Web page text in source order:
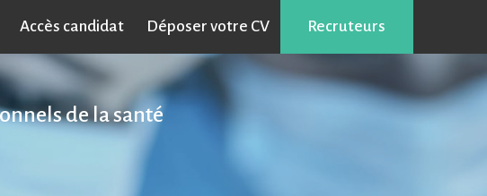
Accès candidat Déposer votre CV Recruteurs
de la santé